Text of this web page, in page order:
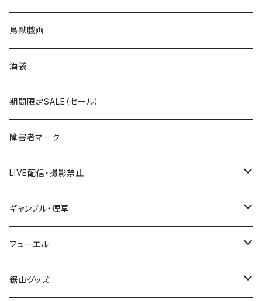
国道600～699号線
国道700～799号線
ROUTE100～199号線
ROUTE600～699号線
ROUTE700～799号線
ROUTE 0～99号線
ROUTE 100～199号線
ROUTE 600～699号線
ROUTE 700～799号線
キャップ
ROUTE 0～99号線
ROUTE 100～199号線
ROUTE 600～699号線
ROUTE 700～799号線
青森県
岩手県
宮城県
秋田県
Tシャツ
ステッカー
山形県
福島県
茨城県
栃木県
ステッカー
鳥獣戯画
酒袋
期間限定SALE（セール）
障害者マーク
LIVE配信・撮影禁止
LIVE配信禁止
撮影禁止
ギャンブル・煙草
ホテルキーホルダー
たばこ・禁煙ステッカー
フューエル
ステッカー
鋸山グッズ